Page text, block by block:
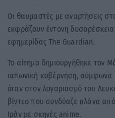
Οι θαυμαστές με αναρτήσεις
εκφράζουν έντονη
εφημερίδας The Guardian.
Το αίτημα δημιουργήθηκε τον
ιαπωνική κυβέρνηση, σύμφωνα
όταν στον λογαριασμό του
βίντεο που συνδύαζε πλάνα
Ιράν με σκηνές anime.